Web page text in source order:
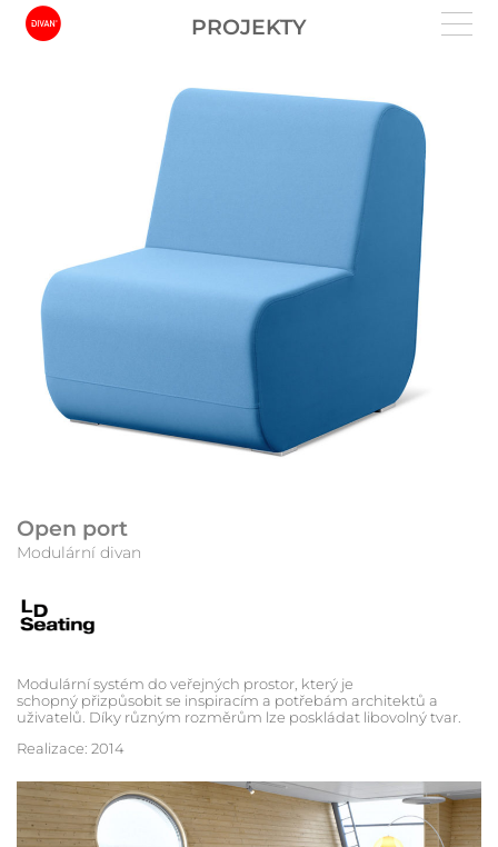
PROJEKTY
Open port
Modulární divan
Modulární systém do veřejných prostor, který je
schopný přizpůsobit se inspiracím a potřebám architektů a
uživatelů. Díky různým rozměrům lze poskládat libovolný tvar.
Realizace: 2014